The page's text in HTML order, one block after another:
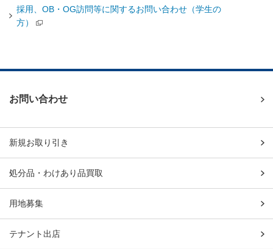
採用、OB・OG訪問等に関するお問い合わせ（学生の
方）
お問い合わせ
新規お取り引き
処分品・わけあり品買取
用地募集
テナント出店